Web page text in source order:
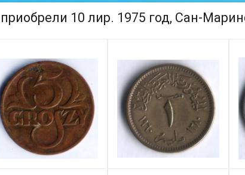
10 лир. 1975 год, Сан-